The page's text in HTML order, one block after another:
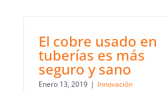
El cobre usado en
tuberías es más
seguro y sano
Enero 13, 2019 | Innovación